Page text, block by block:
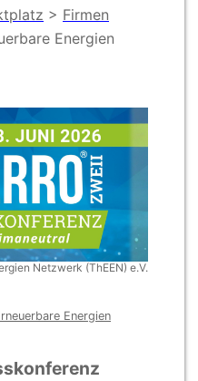
> Firmen
Energien
Netzwerk (ThEEN) e.V.
Energien